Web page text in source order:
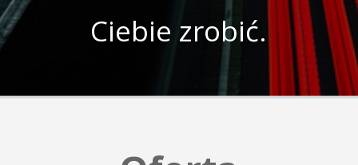
Ciebie zrobić.